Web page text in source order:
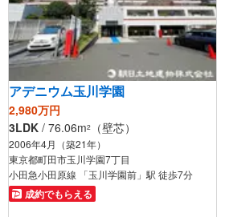
アデニウム玉川学園
2,980万円
3LDK / 76.06m2 （壁芯）
2006年4月（築21年）
東京都町田市玉川学園7丁目
小田急小田原線 「玉川学園前」駅 徒歩7分
成約でもらえる